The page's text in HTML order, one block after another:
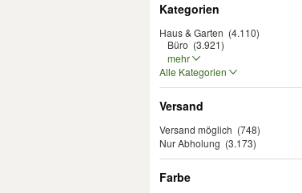
Kategorien
Haus & Garten (4.110)
Büro (3.921)
mehr
Alle Kategorien
Versand
Versand möglich (748)
Nur Abholung (3.173)
Farbe